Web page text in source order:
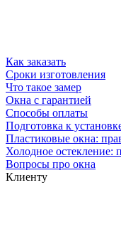
Как заказать
Сроки изготовления
Что такое замер
Окна с гарантией
Способы оплаты
Подготовка к
Пластиковые окна:
Холодное остекление:
Вопросы про окна
Клиенту